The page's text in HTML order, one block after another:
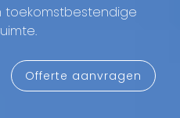
toekomstbestendige
Offerte aanvragen